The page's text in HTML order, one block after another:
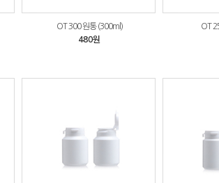
OT 300 원통 (300ml)
480원
OT